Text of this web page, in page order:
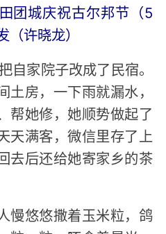
团城庆祝古尔邦节（5
许晓龙）
自家院子改成了民宿。
房，一下雨就漏水，
帮她修，她顺势做起了
天满客，微信里存了上
去后还给她寄家乡的茶
慢悠悠撒着玉米粒，鸽